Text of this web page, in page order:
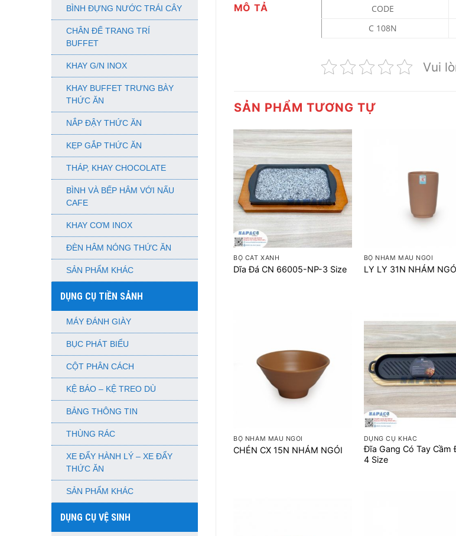
BÌNH ĐỰNG NƯỚC TRÁI CÂY
CHÂN ĐẾ TRANG TRÍ
BUFFET
KHAY G/N INOX
KHAY BUFFET TRƯNG BÀY
THỨC ĂN
NẮP ĐẬY THỨC ĂN
KẸP GẮP THỨC ĂN
THÁP, KHAY CHOCOLATE
BÌNH VÀ BẾP HÂM VỚI NẤU
CAFE
KHAY CƠM INOX
ĐÈN HÂM NÓNG THỨC ĂN
SẢN PHẨM KHÁC
DỤNG CỤ TIỀN SẢNH
MÁY ĐÁNH GIÀY
BỤC PHÁT BIỂU
CỘT PHÂN CÁCH
KỆ BÁO – KỆ TREO DÙ
BẢNG THÔNG TIN
THÙNG RÁC
XE ĐẨY HÀNH LÝ – XE ĐẨY
THỨC ĂN
SẢN PHẨM KHÁC
DỤNG CỤ VỆ SINH
MÔ TẢ CODE
C 108N
Vui
SẢN PHẨM TƯƠNG TỰ
+
BỘ CÁT XANH
Dĩa Đá CN 66005-NP-3 Size
BỘ NHÁM MÀU NGÓI
LY LY 31N NHÁM
BỘ NHÁM MÀU NGÓI
CHÉN CX 15N NHÁM NGÓI
+
DỤNG CỤ KHÁC
Đĩa Gang Có Tay Cầm
4 Size